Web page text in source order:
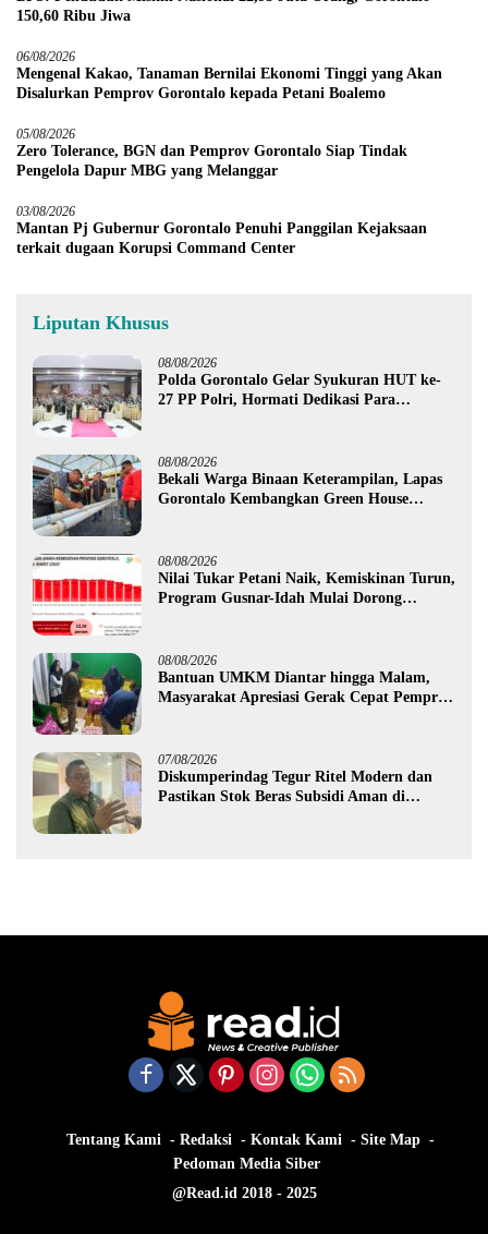
150,60 Ribu Jiwa
06/08/2026
Mengenal Kakao, Tanaman Bernilai Ekonomi Tinggi yang Akan
Disalurkan Pemprov Gorontalo kepada Petani Boalemo
05/08/2026
Zero Tolerance, BGN dan Pemprov Gorontalo Siap Tindak
Pengelola Dapur MBG yang Melanggar
03/08/2026
Mantan Pj Gubernur Gorontalo Penuhi Panggilan Kejaksaan
terkait dugaan Korupsi Command Center
Liputan Khusus
08/08/2026
Polda Gorontalo Gelar Syukuran HUT ke-
27 PP Polri, Hormati Dedikasi Para
08/08/2026
Bekali Warga Binaan Keterampilan, Lapas
Gorontalo Kembangkan Green House
08/08/2026
Nilai Tukar Petani Naik, Kemiskinan Turun,
Program Gusnar-Idah Mulai Dorong
08/08/2026
Bantuan UMKM Diantar hingga Malam,
Masyarakat Apresiasi Gerak Cepat Pemprov
07/08/2026
Diskumperindag Tegur Ritel Modern dan
Pastikan Stok Beras Subsidi Aman di
Tentang Kami Redaksi Kontak Kami
Site Map
Pedoman Media Siber
@Read.id 2018 - 2025